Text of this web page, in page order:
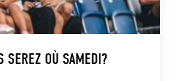
SEREZ OÙ SAMEDI?